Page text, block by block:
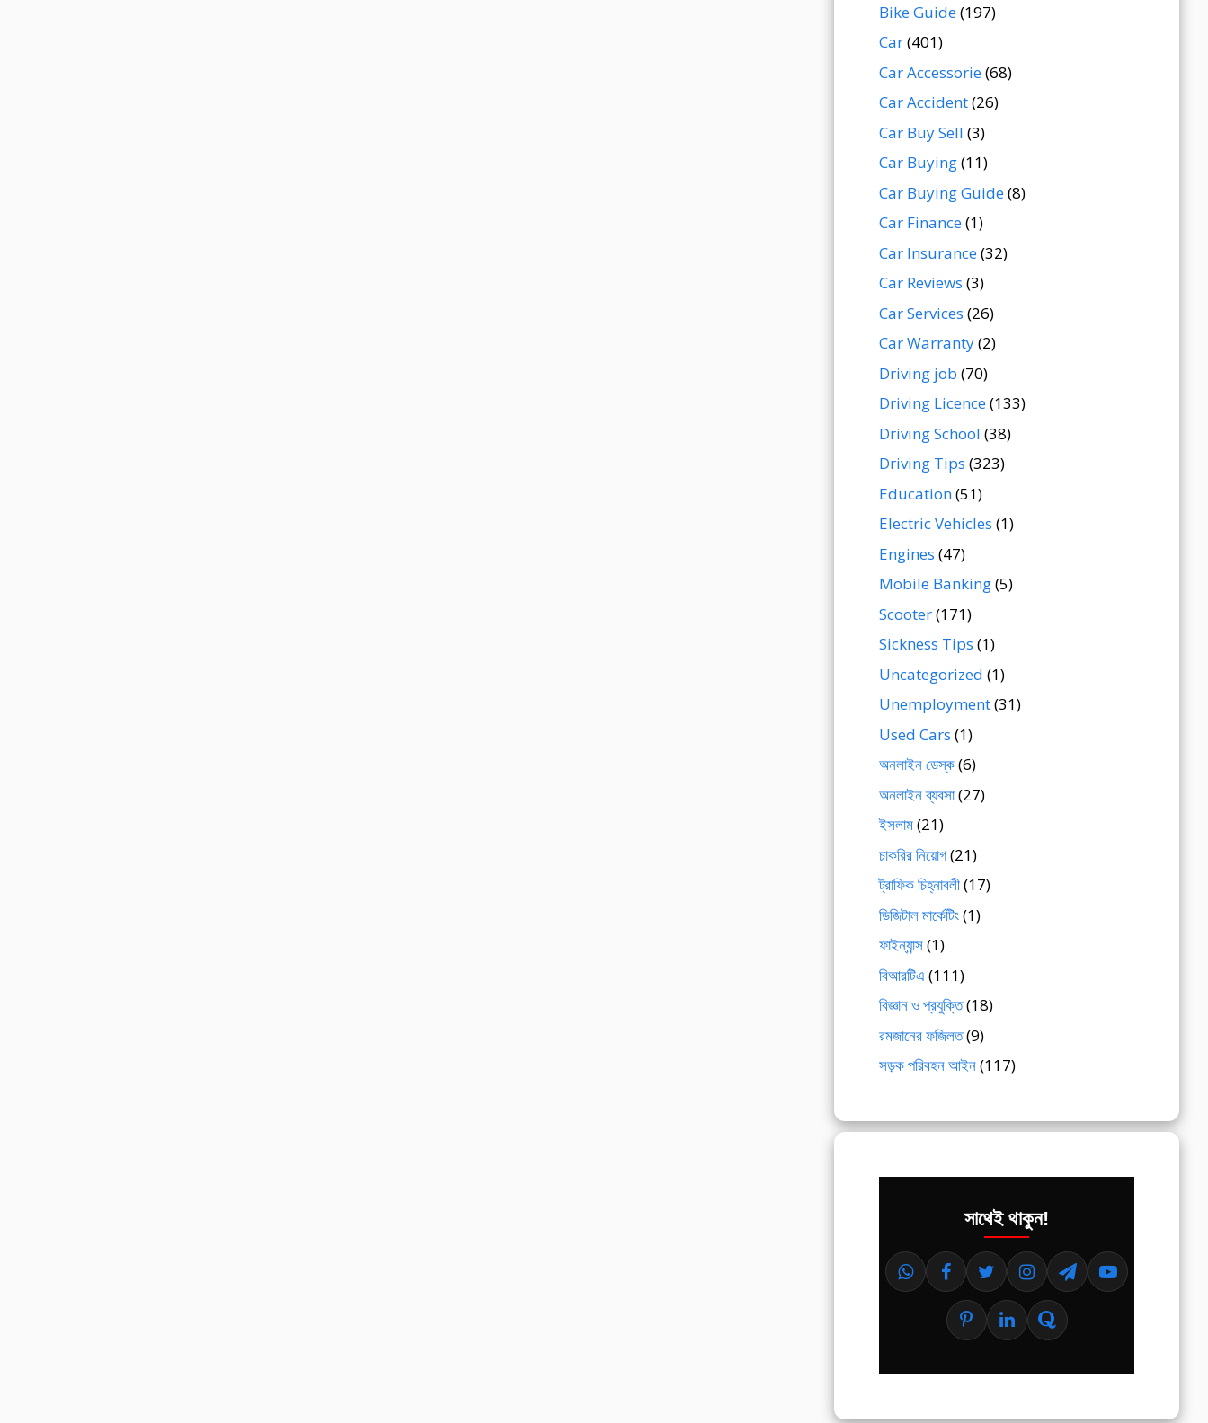
Bike Guide(197)
Car(401)
Car Accessorie(68)
Car Accident(26)
Car Buy Sell (3)
Car Buying(11)
Car Buying Guide(8)
Car Finance(1)
Car Insurance(32)
Car Reviews (3)
Car Services (26)
Car Warranty(2)
Driving job (70)
Driving Licence(133)
Driving School (38)
Driving Tips (323)
Education(51)
Electric Vehicles (1)
Engines (47)
Mobile Banking(5)
Scooter(171)
Sickness Tips (1)
Uncategorized (1)
Unemployment(31)
Used Cars (1)
অনলাইন ডেস্ক(6)
অনলাইন ব্যবসা(27)
ইসলাম(21)
চাকরির নিয়োগ(21)
ট্রাফিক চিহ্নাবলী(17)
ডিজিটাল মার্কেটিং(1)
ফাইন্যান্স(1)
বিআরটিএ (111)
বিজ্ঞান ও প্রযুক্তি(18)
রমজানের ফজিলত(9)
সড়ক পরিবহন আইন(117)
সাথেই থাকুন!